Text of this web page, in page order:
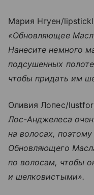
Мария Нгуен/
«Обновляющее
Нанесите немного
подсушенных
чтобы придать им
Оливия Лопес/
Лос-Анджелеса
на волосах,
Обновляющего
по волосам, чтобы
и шелковистыми».